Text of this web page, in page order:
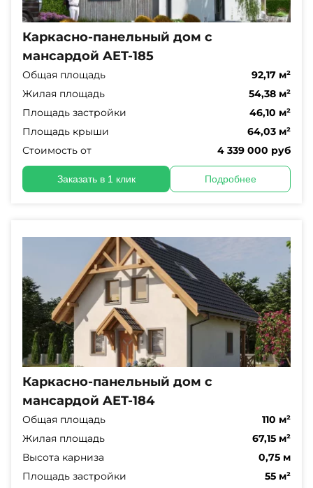
Каркасно-панельный дом с
мансардой AET-185
Общая площадь
92,17 м²
Жилая площадь
54,38 м²
Площадь застройки
46,10 м²
Площадь крыши
64,03 м²
Стоимость от
4 339 000 руб
Заказать в 1 клик Подробнее
Каркасно-панельный дом с
мансардой AET-184
Общая площадь
110 м²
Жилая площадь
67,15 м²
Высота карниза
0,75 м
Площадь застройки
55 м²